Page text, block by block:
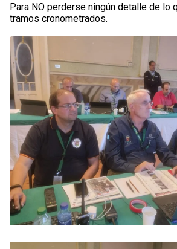
Para NO perderse ningún detalle de lo
tramos cronometrados.